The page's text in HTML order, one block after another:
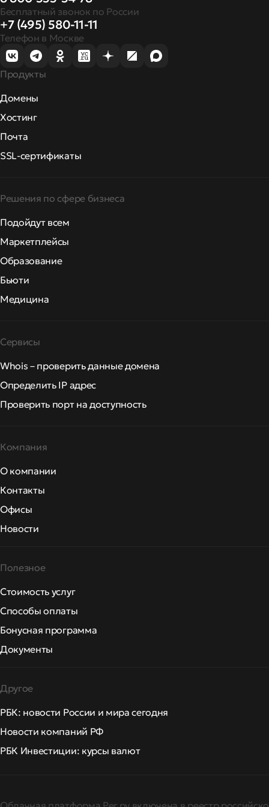
Бесплатный звонок по России
+7 (495) 580-11-11
Телефон в Москве
Продукты
Домены
Хостинг
Почта
SSL-сертификаты
Решения по сфере бизнеса
Подойдут всем
Маркетплейсы
Образование
Бьюти
Медицина
Сервисы
Whois – проверить данные домена
Определить IP адрес
Проверить порт на доступность
Компания
О компании
Контакты
Офисы
Новости
Полезное
Стоимость услуг
Способы оплаты
Бонусная программа
Документы
Другое
РБК: новости России и мира сегодня
Новости компаний РФ
РБК Инвестиции: курсы валют